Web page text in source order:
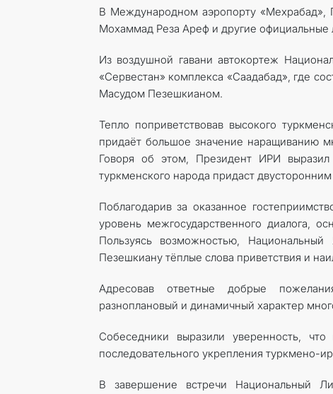
В Международном аэропорту «Мехрабад»,
Мохаммад Реза Ареф и другие официальные
Из воздушной гавани автокортеж
«Сервестан» комплекса «Саадабад», где
Масудом Пезешкианом.
Тепло поприветствовав высокого
придаёт большое значение наращиванию
Говоря об этом, Президент ИРИ
туркменского народа придаст
Поблагодарив за оказанное
уровень межгосударственного диалога,
Пользуясь возможностью,
Пезешкиану тёплые слова приветствия и
Адресовав ответные добрые
разноплановый и динамичный характер
Собеседники выразили уверенность,
последовательного укрепления туркмено-
В завершение встречи Национальный